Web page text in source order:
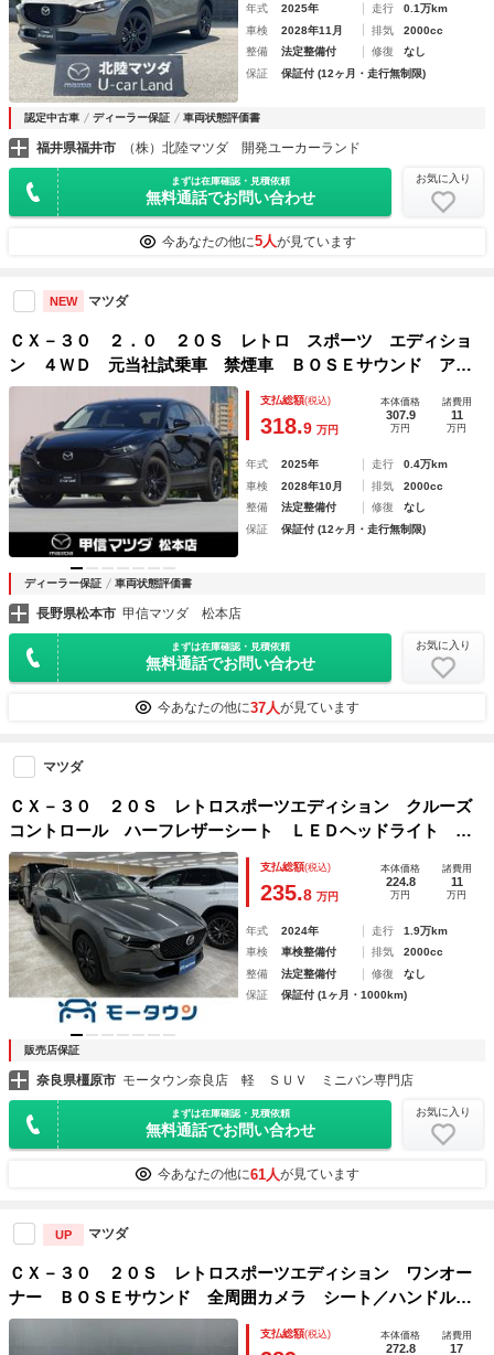
年式 2025年 走行
0.1万km
車検
2028年11月 排気
2000cc
整備
法定整備付 修復
なし
保証
保証付 (12ヶ月・走行無制限)
認定中古車 ディーラー保証 車両状態評価書
福井県福井市 （株）北陸マツダ 開発ユーカーランド
まずは在庫確認・見積依頼
無料通話でお問い合わせ
お気に入り
今あなたの他に5人が見ています
NEW マツダ
ＣＸ－３０ ２．０ ２０Ｓ レトロ スポーツ エディショ
ン ４ＷＤ 元当社試乗車 禁煙車 ＢＯＳＥサウンド アレ
クサ対応 カープレイ対応 １０．２５インチモニター ナビ
ＳＤ ＥＴＣ ３６０度カメラ ワイヤレス充電 オフロード
トラクションアシスト ドライバーモニタリング
支払総額(税込)
318.9 万円
本体価格
307.9
万円
諸費用
11
万円
年式 2025年 走行
0.4万km
車検
2028年10月 排気
2000cc
整備
法定整備付 修復
なし
保証
保証付 (12ヶ月・走行無制限)
ディーラー保証 車両状態評価書
長野県松本市 甲信マツダ 松本店
まずは在庫確認・見積依頼
無料通話でお問い合わせ
お気に入り
今あなたの他に37人が見ています
マツダ
ＣＸ－３０ ２０Ｓ レトロスポーツエディション クルーズ
コントロール ハーフレザーシート ＬＥＤヘッドライト バ
ックカメラ 左右シートヒーター ステアリングヒーター ア
ラウンドビューモニター ＥＴＣ
支払総額(税込)
235.8 万円
本体価格
224.8
万円
諸費用
11
万円
年式 2024年 走行
1.9万km
車検
車検整備付 排気
2000cc
整備
法定整備付 修復
なし
保証
保証付 (1ヶ月・1000km)
販売店保証
奈良県橿原市 モータウン奈良店 軽 ＳＵＶ ミニバン専門店
まずは在庫確認・見積依頼
無料通話でお問い合わせ
お気に入り
今あなたの他に61人が見ています
UP マツダ
ＣＸ－３０ ２０Ｓ レトロスポーツエディション ワンオー
ナー ＢＯＳＥサウンド 全周囲カメラ シート／ハンドルヒ
ーター クルーズコントロール パワーバックドア ＬＥＤヘ
ッドライト シートメモリー パワーシート サポートブレー
支払総額(税込) 本体価格
272.8
諸費用
17